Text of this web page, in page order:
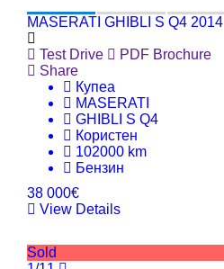
MASERATI GHIBLI S Q4 2014
Test Drive
PDF Brochure
Share
Купеа
MASERATI
GHIBLI S Q4
Користен
102000 km
Бензин
38 000€
View Details
Sold